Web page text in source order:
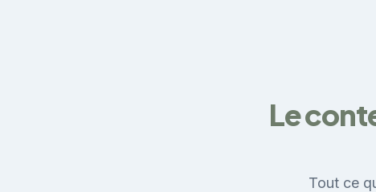
Le
Tout ce